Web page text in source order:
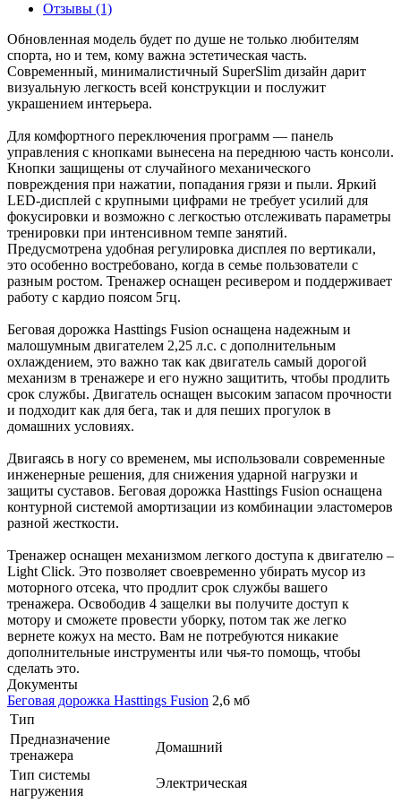
Отзывы (1)
Обновленная модель будет по душе не только любителям
спорта, но и тем, кому важна эстетическая часть.
Современный, минималистичный SuperSlim дизайн дарит
визуальную легкость всей конструкции и послужит
украшением интерьера.
Для комфортного переключения программ — панель
управления с кнопками вынесена на переднюю часть консоли.
Кнопки защищены от случайного механического
повреждения при нажатии, попадания грязи и пыли. Яркий
LED-дисплей с крупными цифрами не требует усилий для
фокусировки и возможно с легкостью отслеживать параметры
тренировки при интенсивном темпе занятий.
Предусмотрена удобная регулировка дисплея по вертикали,
это особенно востребовано, когда в семье пользователи с
разным ростом. Тренажер оснащен ресивером и поддерживает
работу с кардио поясом 5гц.
Беговая дорожка Hasttings Fusion оснащена надежным и
малошумным двигателем 2,25 л.с. с дополнительным
охлаждением, это важно так как двигатель самый дорогой
механизм в тренажере и его нужно защитить, чтобы продлить
срок службы. Двигатель оснащен высоким запасом прочности
и подходит как для бега, так и для пеших прогулок в
домашних условиях.
Двигаясь в ногу со временем, мы использовали современные
инженерные решения, для снижения ударной нагрузки и
защиты суставов. Беговая дорожка Hasttings Fusion оснащена
контурной системой амортизации из комбинации эластомеров
разной жесткости.
Тренажер оснащен механизмом легкого доступа к двигателю –
Light Click. Это позволяет своевременно убирать мусор из
моторного отсека, что продлит срок службы вашего
тренажера. Освободив 4 защелки вы получите доступ к
мотору и сможете провести уборку, потом так же легко
вернете кожух на место. Вам не потребуются никакие
дополнительные инструменты или чья-то помощь, чтобы
сделать это.
Документы
Беговая дорожка Hasttings Fusion 2,6 мб
Тип
Предназначение
тренажера
Домашний
Тип системы
нагружения
Электрическая